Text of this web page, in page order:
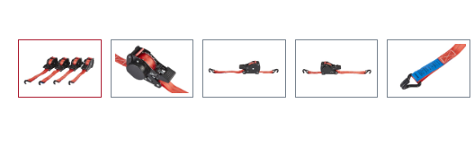
Bildergalerie überspringen